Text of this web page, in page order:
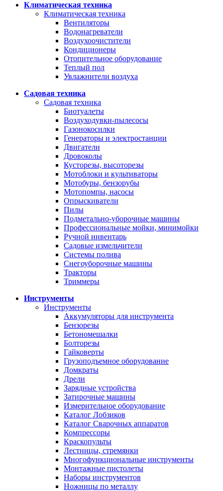
Климатическая техника
Климатическая техника
Вентиляторы
Водонагреватели
Воздухоочистители
Кондиционеры
Отопительное оборудование
Теплый пол
Увлажнители воздуха
Садовая техника
Садовая техника
Биотуалеты
Воздуходувки-пылесосы
Газонокосилки
Генераторы и электростанции
Двигатели
Дровоколы
Кусторезы, высоторезы
Мотоблоки и культиваторы
Мотобуры, бензорубы
Мотопомпы, насосы
Опрыскиватели
Пилы
Подметально-уборочные машины
Профессиональные мойки, минимойки
Ручной инвентарь
Садовые измельчители
Системы полива
Снегоуборочные машины
Тракторы
Триммеры
Инструменты
Инструменты
Аккумуляторы для инструмента
Бензорезы
Бетономешалки
Болторезы
Гайковерты
Грузоподъемное оборудование
Домкраты
Дрели
Зарядные устройства
Затирочные машины
Измерительное оборудование
Каталог Лобзиков
Каталог Сварочных аппаратов
Компрессоры
Краскопульты
Лестницы, стремянки
Многофункциональные инструменты
Монтажные пистолеты
Наборы инструментов
Ножницы по металлу